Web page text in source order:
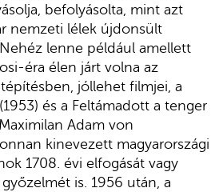
befolyásolta, mint azt
nemzeti lélek újdonsült
Nehéz lenne például amellett
éra élen járt volna az
jóllehet filmjei, a
és a Feltámadott a tenger
Adam von
kinevezett magyarországi
1708. évi elfogását vagy
is. 1956 után, a